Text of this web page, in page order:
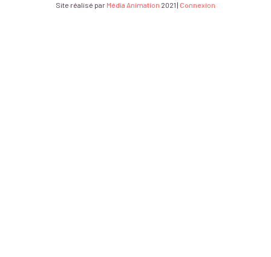
Site réalisé par Média Animation 2021 | Connexion